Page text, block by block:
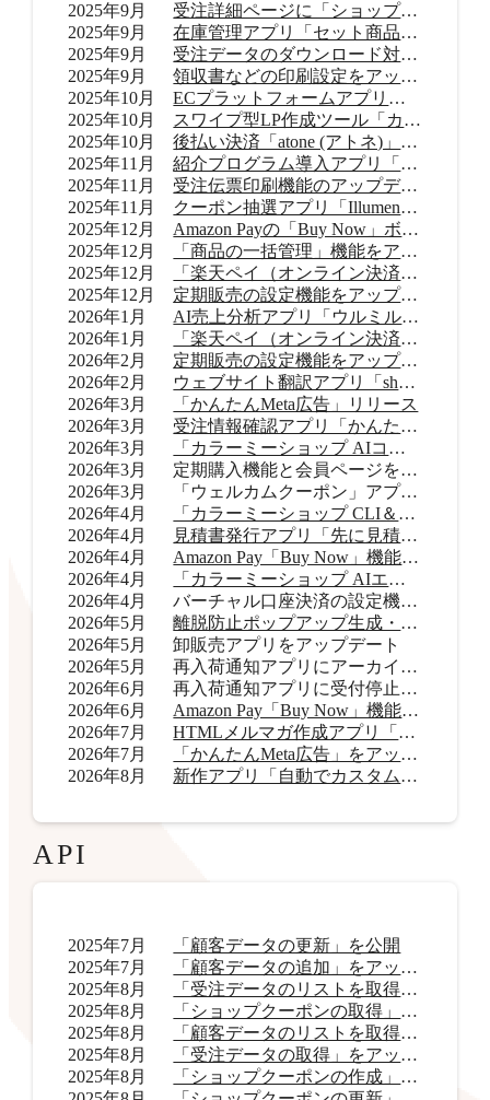
2025年9月
受注詳細ページに「ショップ内メモ」機能を追加
2025年9月
在庫管理アプリ「セット商品在庫管理 byらくらく在庫」リリース
2025年9月
受注データのダウンロード対応範囲を拡大
2025年9月
領収書などの印刷設定をアップデート
2025年10月
ECプラットフォームアプリ「TikTok shop」リリース
2025年10月
スワイプ型LP作成ツール「カラーミーモーションLP」提供開始
2025年10月
後払い決済「atone (アトネ)」提供開始
2025年11月
紹介プログラム導入アプリ「Letters（レターズ）」リリース
2025年11月
受注伝票印刷機能のアップデート
2025年11月
クーポン抽選アプリ「Illumenza Coupon （イルメンザ クーポン）」リリース
2025年12月
Amazon Payの「Buy Now」ボタンを提供開始
2025年12月
「商品の一括管理」機能をアップデート
2025年12月
「楽天ペイ（オンライン決済）」のバージョンアップ
2025年12月
定期販売の設定機能をアップデート
2026年1月
AI売上分析アプリ「ウルミル コンシェルジュ」リリース
2026年1月
「楽天ペイ（オンライン決済）」申込受付再開
2026年2月
定期販売の設定機能をアップデート
2026年2月
ウェブサイト翻訳アプリ「shutto翻訳」リリース
2026年3月
「かんたんMeta広告」リリース
2026年3月
受注情報確認アプリ「かんたん顧客対応」リリース
2026年3月
「カラーミーショップ AIコネクター」リリース
2026年3月
定期購入機能と会員ページをアップデート
2026年3月
「ウェルカムクーポン」アプリをアップデート
2026年4月
「カラーミーショップ CLI＆Skills」をリリース
2026年4月
見積書発行アプリ「先に見積くだサイ for カラーミーショップ」リリース
2026年4月
Amazon Pay「Buy Now」機能をアップデート
2026年4月
「カラーミーショップ AIエージェント」をリリース
2026年4月
バーチャル口座決済の設定機能をアップデート
2026年5月
離脱防止ポップアップ生成・表示アプリ「OneCatch」リリース
2026年5月
卸販売アプリをアップデート
2026年5月
再入荷通知アプリにアーカイブ機能を追加
2026年6月
再入荷通知アプリに受付停止表示機能を追加
2026年6月
Amazon Pay「Buy Now」機能をアップデート
2026年7月
HTMLメルマガ作成アプリ「AI HTMLメールマガジン」リリース
2026年7月
「かんたんMeta広告」をアップデート
2026年8月
新作アプリ「自動でカスタムラベル君」リリース
API
2025年7月
「顧客データの更新」を公開
2025年7月
「顧客データの追加」をアップデート
2025年8月
「受注データのリストを取得」をアップデート
2025年8月
「ショップクーポンの取得」をアップデート
2025年8月
「顧客データのリストを取得」をアップデート
2025年8月
「受注データの取得」をアップデート
2025年8月
「ショップクーポンの作成」を公開